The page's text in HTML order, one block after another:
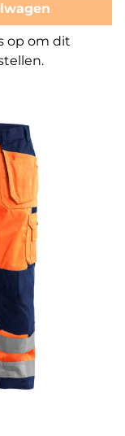
op om dit